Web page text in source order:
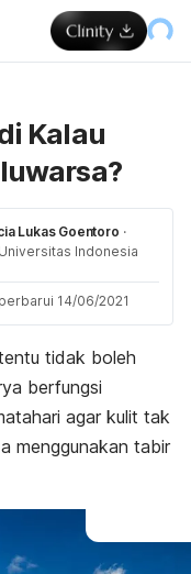
Kalau
Lukas Goentoro ·
Indonesia
14/06/2021
tidak boleh
berfungsi
agar kulit tak
menggunakan tabir